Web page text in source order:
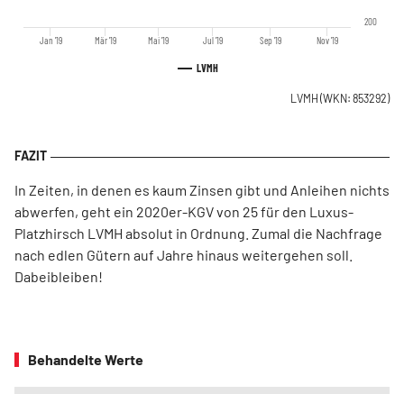
LVMH
Jan '19 Mär '19 Mai '19 Jul '19 Sep '19 Nov '19
200
LVMH (WKN: 853292)
In Zeiten, in denen es kaum Zinsen gibt und Anleihen nichts
abwerfen, geht ein 2020er-KGV von 25 für den Luxus-
Platzhirsch LVMH absolut in Ordnung. Zumal die Nachfrage
nach edlen Gütern auf Jahre hinaus weitergehen soll.
Dabeibleiben!
Behandelte Werte